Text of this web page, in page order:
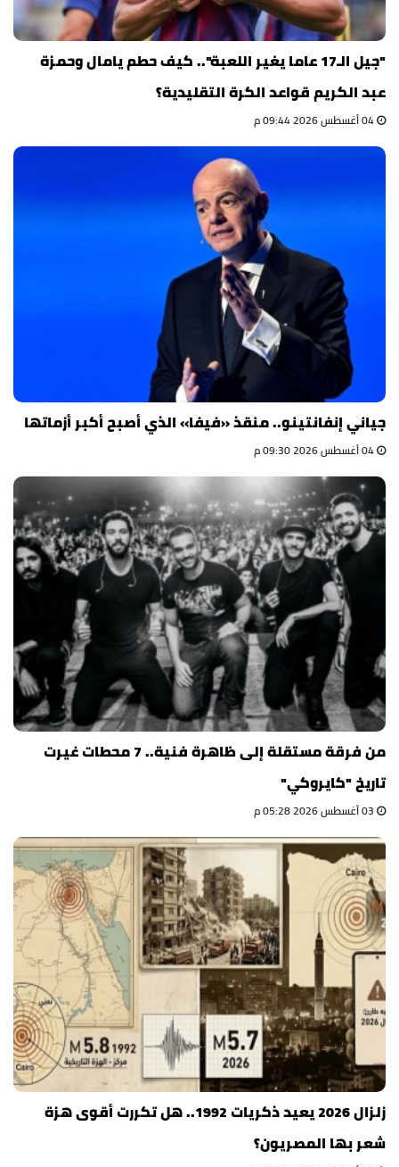
"جيل الـ17 عاما يغير اللعبة".. كيف حطم يامال وحمزة
عبد الكريم قواعد الكرة التقليدية؟
جياني إنفانتينو.. منقذ «فيفا» الذي أصبح أكبر أزماتها
من فرقة مستقلة إلى ظاهرة فنية.. 7 محطات غيرت
تاريخ "كايروكي"
زلزال 2026 يعيد ذكريات 1992.. هل تكررت أقوى هزة
شعر بها المصريون؟